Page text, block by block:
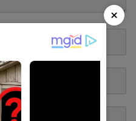
×